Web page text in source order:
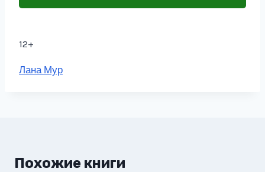
12+
Метки
Лана Мур
Похожие книги